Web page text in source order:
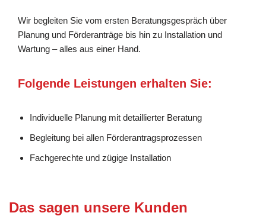
Wir begleiten Sie vom ersten Beratungsgespräch über
Planung und Förderanträge bis hin zu Installation und
Wartung – alles aus einer Hand.
Folgende Leistungen erhalten Sie:
Individuelle Planung mit detaillierter Beratung
Begleitung bei allen Förderantragsprozessen
Fachgerechte und zügige Installation
Das sagen unsere Kunden